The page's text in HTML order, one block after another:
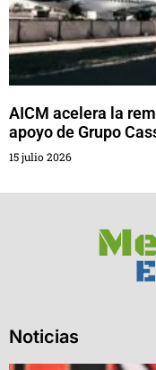
AICM acelera la
apoyo de Grupo
15 julio 2026
Noticias